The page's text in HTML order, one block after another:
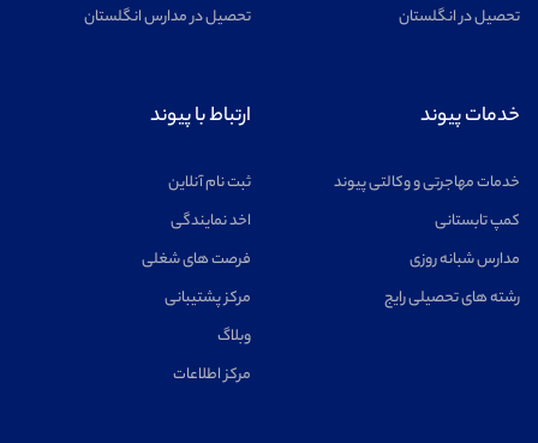
تحصیل در انگلستان
تحصیل در مدارس انگلستان
خدمات پیوند
خدمات مهاجرتی و وکالتی پیوند
کمپ تابستانی
مدارس شبانه روزی
رشته های تحصیلی رایج
ارتباط با پیوند
ثبت نام آنلاین
اخد نمایندگی
فرصت های شغلی
مرکز پشتیبانی
وبلاگ
مرکز اطلاعات